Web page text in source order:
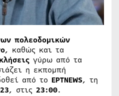
πολεοδομικών
, καθώς και τα
γύρω από τα
η εκπομπή
από το ΕΡΤNEWS, τη
, στις 23:00.